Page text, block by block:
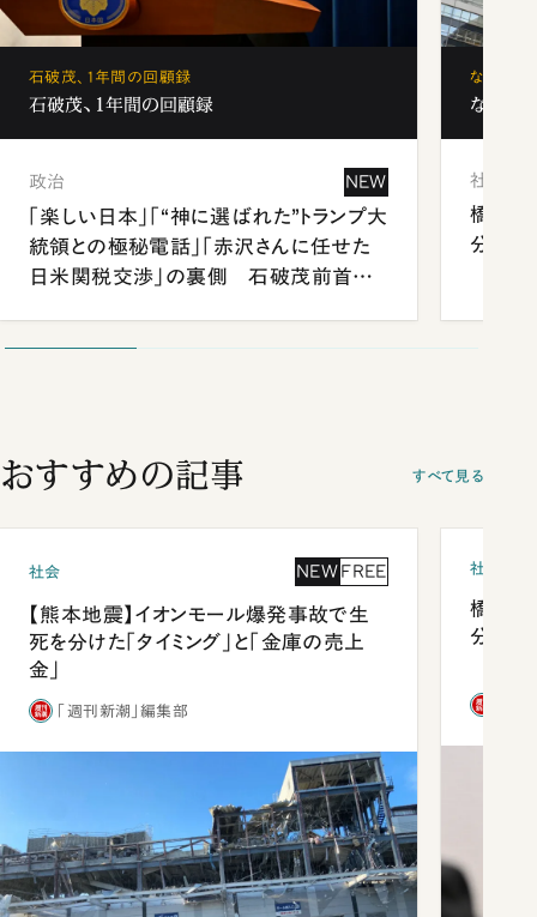
石破茂、1年間の回顧録
石破茂、1年間の回顧録
政治 NEW
「楽しい日本」「“神に選ばれた”トランプ大
統領との極秘電話」「赤沢さんに任せた
日米関税交渉」の裏側 石破茂前首相
なぜ「フ
なぜ「
社会
橋本愛
分 佐
おすすめの記事 すべて見る
社会 NEW FREE
【熊本地震】イオンモール爆発事故で生
死を分けた「タイミング」と「金庫の売上
金」
「週刊新潮」編集部
社会
橋本愛
分 佐